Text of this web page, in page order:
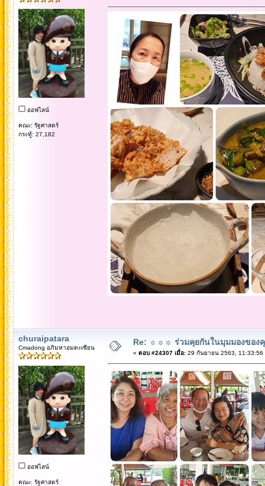
ออฟไลน์
คณะ: รัฐศาสตร์
กระทู้: 27,182
churaipatara
Cmadong อภิมหาอมตะเซียน
ออฟไลน์
คณะ: รัฐศาสตร์
Re: ☼☼☼ ร่วมคุยกันในมุมมองของ
« ตอบ #24307 เมื่อ:29 กันยายน 2563, 11:33:56